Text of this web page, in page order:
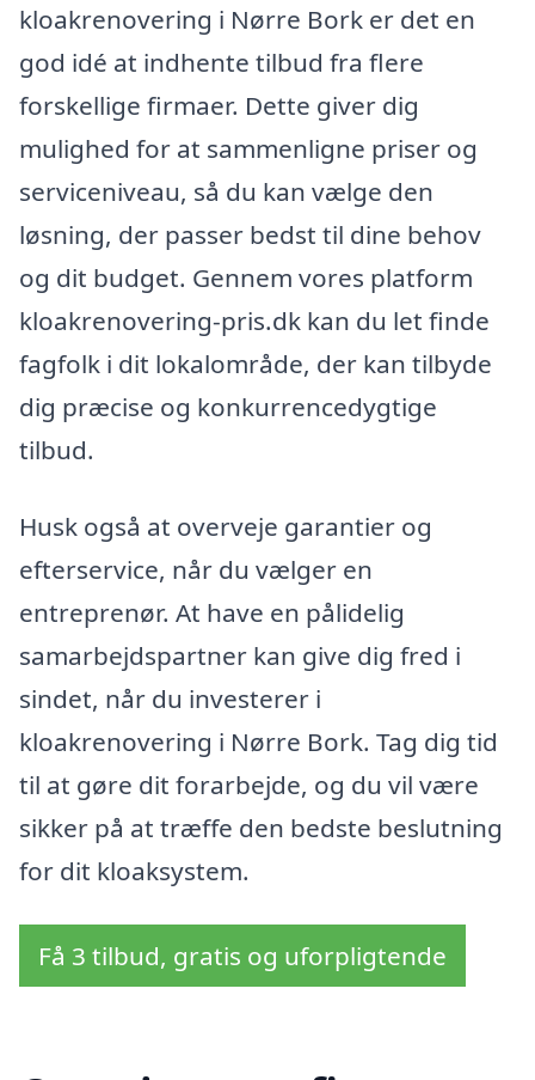
kloakrenovering i Nørre Bork er det en
god idé at indhente tilbud fra flere
forskellige firmaer. Dette giver dig
mulighed for at sammenligne priser og
serviceniveau, så du kan vælge den
løsning, der passer bedst til dine behov
og dit budget. Gennem vores platform
kloakrenovering-pris.dk kan du let finde
fagfolk i dit lokalområde, der kan tilbyde
dig præcise og konkurrencedygtige
tilbud.
Husk også at overveje garantier og
efterservice, når du vælger en
entreprenør. At have en pålidelig
samarbejdspartner kan give dig fred i
sindet, når du investerer i
kloakrenovering i Nørre Bork. Tag dig tid
til at gøre dit forarbejde, og du vil være
sikker på at træffe den bedste beslutning
for dit kloaksystem.
Få 3 tilbud, gratis og uforpligtende